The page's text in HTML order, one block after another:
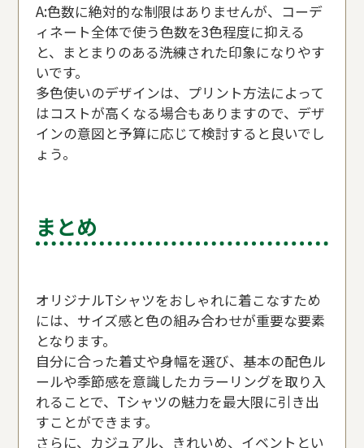
A:色数に絶対的な制限はありませんが、コーデ
ィネート全体で使う色数を3色程度に抑える
と、まとまりのある洗練された印象になりやす
いです。
多色使いのデザインは、プリント方法によって
はコストが高くなる場合もありますので、デザ
インの意図と予算に応じて検討すると良いでし
ょう。
まとめ
オリジナルTシャツをおしゃれに着こなすため
には、サイズ感と色の組み合わせが重要な要素
となります。
自分に合った着丈や身幅を選び、基本の配色ル
ールや季節感を意識したカラーリングを取り入
れることで、Tシャツの魅力を最大限に引き出
すことができます。
さらに、カジュアル、きれいめ、イベントとい